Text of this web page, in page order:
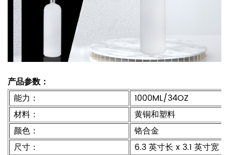
产品参数：
能力：
1000ML/34OZ
材料：
黄铜和塑料
颜色：
铬合金
尺寸：
6.3 英寸长 x 3.1 英寸宽 x